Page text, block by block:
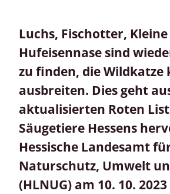
Luchs, Fischotter, Kleine
Hufeisennase sind
zu finden, die Wildkatze
ausbreiten. Dies geht
aktualisierten Roten
Säugetiere Hessens
Hessische Landesamt
Naturschutz, Umwelt
(HLNUG) am 10. 10.